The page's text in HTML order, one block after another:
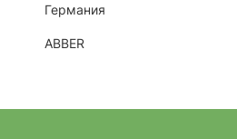
Германия
ABBER